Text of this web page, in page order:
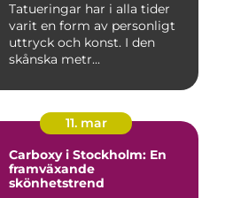
Tatueringar har i alla tider
varit en form av personligt
uttryck och konst. I den
skånska metr...
11. mar
Carboxy i Stockholm: En
framväxande
skönhetstrend